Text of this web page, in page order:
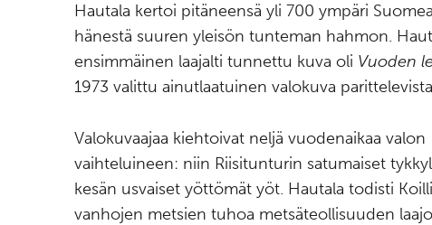
Hautala kertoi pitäneensä yli 700 ympäri
hänestä suuren yleisön tunteman hahmon.
ensimmäinen laajalti tunnettu kuva oli Vuoden
1973 valittu ainutlaatuinen valokuva
Valokuvaajaa kiehtoivat neljä vuodenaikaa valon
vaihteluineen: niin Riisitunturin satumaiset
kesän usvaiset yöttömät yöt. Hautala todisti
vanhojen metsien tuhoa metsäteollisuuden